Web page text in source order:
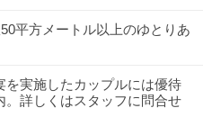
平方メートル以上のゆとりあ
を実施したカップルには優待
。詳しくはスタッフに問合せ